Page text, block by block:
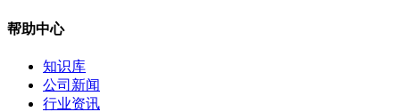
帮助中心
知识库
公司新闻
行业资讯